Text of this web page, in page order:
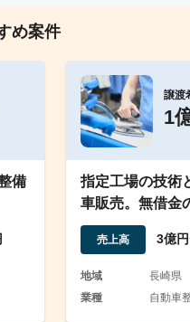
め案件
備
譲渡
1
指定工場の技術
車販売。無借金
世紀続く確かな
売上高 3億
地域
長崎県
業種
自動車